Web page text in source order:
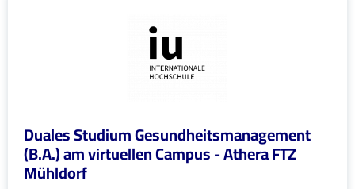
Duales Studium Gesundheitsmanagement
(B.A.) am virtuellen Campus - Athera FTZ
Mühldorf